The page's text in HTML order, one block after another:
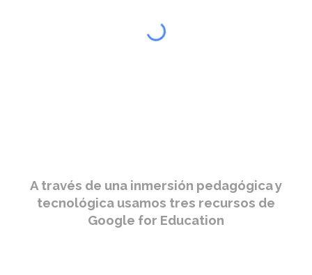
A través de una inmersión pedagógica y
tecnológica usamos tres recursos de
Google for Education